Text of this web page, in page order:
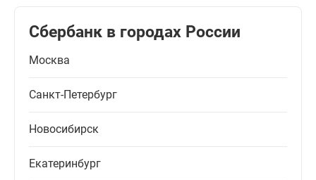
Сбербанк в городах России
Москва
Санкт-Петербург
Новосибирск
Екатеринбург